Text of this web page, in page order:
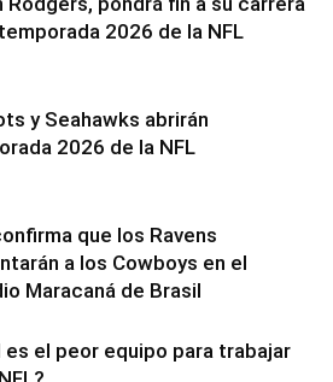
2026 de la NFL
y Seahawks abrirán
2026 de la NFL
que los Ravens
a los Cowboys en el
Maracaná de Brasil
es el peor equipo para trabajar